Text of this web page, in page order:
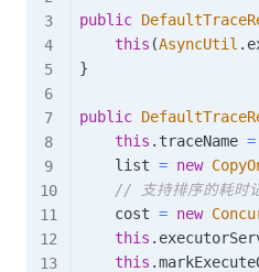
public
this (AsyncUtil .
}
public
this . traceName =
    list
= new
// 支持排序的耗时
    cost
= new
this .
this .